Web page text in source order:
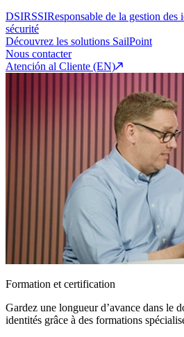
DSIRSSIResponsable de la gestion des
sécurité
Découvrez les solutions SailPoint
Nous contacter
Atención al Cliente (EN)
Formation et certification
Gardez une longueur d’avance dans le
identités grâce à des formations